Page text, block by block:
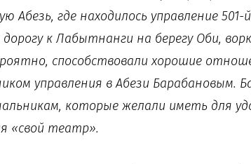
Абезь, где находилось управление
к Лабытнанги на берегу Оби,
способствовали хорошие
управления в Абези Барабановым.
которые желали иметь для
«свой театр».